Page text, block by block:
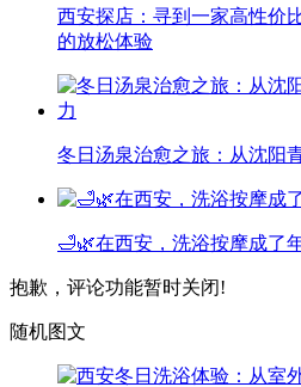
西安探店：寻到一家高性价
的放松体验
冬日汤泉治愈之旅：从沈阳
🛁🌿在西安，洗浴按摩成了
抱歉，评论功能暂时关闭!
随机图文